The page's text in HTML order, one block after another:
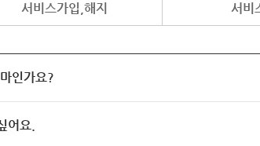
서비스가입,해지 서비
인가요?
어요.